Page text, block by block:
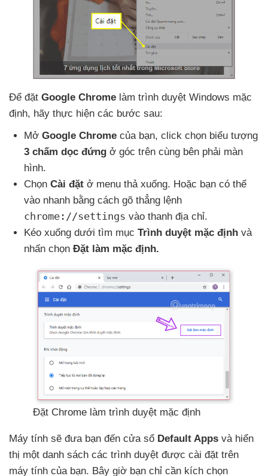
Để đặt Google Chrome làm trình duyệt Windows mặc
định, hãy thực hiện các bước sau:
Mở Google Chrome của bạn, click chọn biểu tượng
3 chấm dọc đứng ở góc trên cùng bên phải màn
hình.
Chọn Cài đặt ở menu thả xuống. Hoặc bạn có thể
vào nhanh bằng cách gõ thẳng lệnh
chrome://settings vào thanh địa chỉ.
Kéo xuống dưới tìm mục Trình duyệt mặc định và
nhấn chọn Đặt làm mặc định.
Đặt Chrome làm trình duyệt mặc định
Máy tính sẽ đưa bạn đến cửa sổ Default Apps và hiển
thị một danh sách các trình duyệt được cài đặt trên
máy tính của bạn. Bây giờ bạn chỉ cần kích chọn